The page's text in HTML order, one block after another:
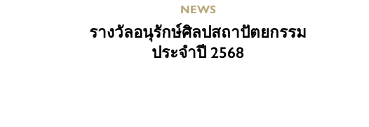
NEWS
รางวัลอนุรักษ์ศิลปสถาปัตยกรรม
ประจำปี 2568